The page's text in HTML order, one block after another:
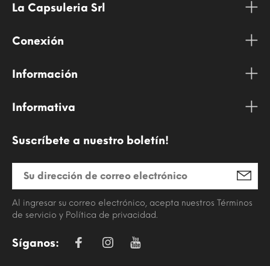
La Capsuleria Srl
Conexión
Información
Informativa
Suscríbete a nuestro boletín!
Al ingresar su correo electrónico, acepta nuestros Términos
de servicio y Política de privacidad.
Síganos: